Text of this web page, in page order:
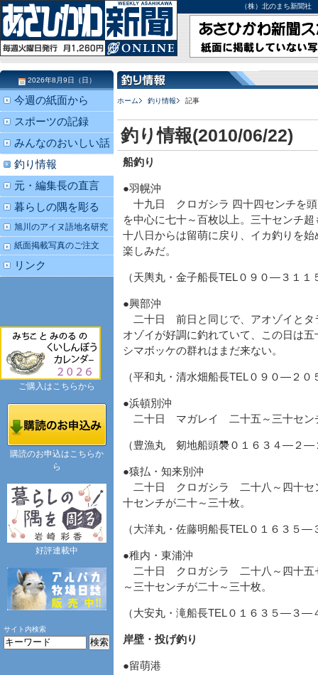
（株）北のまち新聞
ホーム 釣り情報 記事
釣り情報(2010/06/22)
船釣り
●羽幌沖
十九日 クロガシラ 四十四センチを頭
を中心に七十～百枚以上。三十センチ
十八日からは留萌に戻り、イカ釣りを
楽しみだ。
（天輿丸・金子船長TEL０９０―３１
●興部沖
二十日 前日と同じで、アオゾイとタ
オゾイが好調に釣れていて、この日は
シマボッケの群れはまだ来ない。
（平和丸・清水畑船長TEL０９０―２
●浜頓別沖
二十日 マガレイ 二十五～三十セン
（豊漁丸 剱地船頭褜０１６３４―２―
●猿払・知来別沖
二十日 クロガシラ 二十八～四十セ
十センチが二十～三十枚。
（大洋丸・佐藤明船長TEL０１６３５
●稚内・東浦沖
二十日 クロガシラ 二十八～四十五
～三十センチが二十～三十枚。
（大安丸・滝船長TEL０１６３５―３―
岸壁・投げ釣り
●留萌港
2026年8月9日（日）
今週の紙面から
スポーツの記録
みんなのおいしい話
釣り情報
元・編集長の直言
暮らしの隅を彫る
旭川のアイヌ語地名研究
紙面掲載写真のご注文
リンク
ご購入はこちらから
購読のお申込はこちらか
ら
好評連載中
サイト内検索